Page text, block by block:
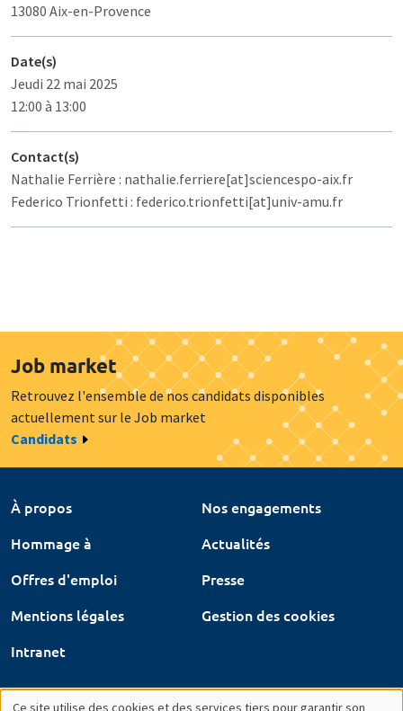
13080 Aix-en-Provence
Date(s)
Jeudi 22 mai 2025
12:00 à 13:00
Contact(s)
Nathalie Ferrière : nathalie.ferriere[at]sciencespo-aix.fr
Federico Trionfetti : federico.trionfetti[at]univ-amu.fr
Job market
Retrouvez l'ensemble de nos candidats disponibles
actuellement sur le Job market
Candidats
À propos
Nos engagements
Hommage à
Actualités
Offres d'emploi
Presse
Mentions légales
Gestion des cookies
Intranet
Ce site utilise des cookies et des services tiers pour garantir son